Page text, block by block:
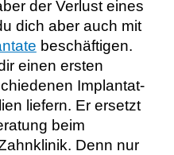
der Verlust eines
dich aber auch mit
beschäftigen.
einen ersten
Implantat-
liefern. Er ersetzt
beim
Denn nur